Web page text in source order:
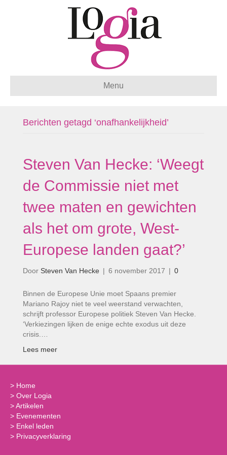
Menu
Berichten getagd ‘onafhankelijkheid’
Steven Van Hecke: ‘Weegt
de Commissie niet met
twee maten en gewichten
als het om grote, West-
Europese landen gaat?’
Door Steven Van Hecke | 6 november 2017 | 0
Binnen de Europese Unie moet Spaans premier
Mariano Rajoy niet te veel weerstand verwachten,
schrijft professor Europese politiek Steven Van Hecke.
‘Verkiezingen lijken de enige echte exodus uit deze
crisis.…
Lees meer
> Home
> Over Logia
>Artikelen
> Evenementen
> Enkel leden
> Privacyverklaring